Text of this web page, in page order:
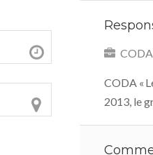
CODA «
2013, le